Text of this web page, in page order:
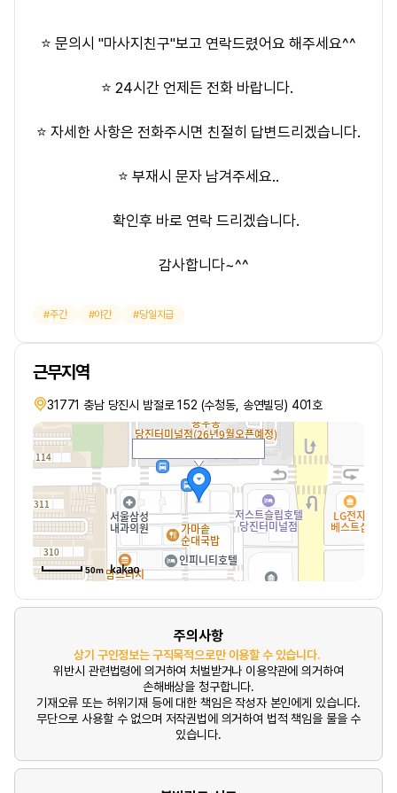
⭐ 문의시 "마사지친구"보고 연락드렸어요 해주세요^^
⭐ 24시간 언제든 전화 바랍니다.
⭐ 자세한 사항은 전화주시면 친절히 답변드리겠습니다.
⭐ 부재시 문자 남겨주세요..
확인후 바로 연락 드리겠습니다.
감사합니다~^^
주간 야간 당일지급
근무지역
31771 충남 당진시 밤절로 152 (수청동, 송연빌딩) 401호
50m
주의사항
상기 구인정보는 구직목적으로만 이용할 수 있습니다.
위반시 관련법령에 의거하여 처벌받거나 이용약관에 의거하여
손해배상을 청구합니다.
기재오류 또는 허위기재 등에 대한 책임은 작성자 본인에게 있습니다.
무단으로 사용할 수 없으며 저작권법에 의거하여 법적 책임을 물을 수
있습니다.